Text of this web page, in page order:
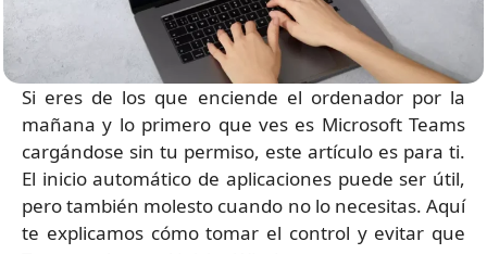
Si eres de los que enciende el ordenador por la
mañana y lo primero que ves es Microsoft Teams
cargándose sin tu permiso, este artículo es para ti.
El inicio automático de aplicaciones puede ser útil,
pero también molesto cuando no lo necesitas. Aquí
te explicamos cómo tomar el control y evitar que